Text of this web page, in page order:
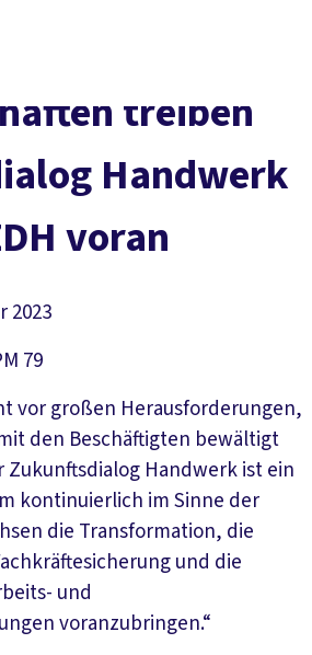
Service
Mitmachen
treiben
Handwerk
voran
2023
79
vor großen Herausforderungen,
den Beschäftigten bewältigt
Handwerk ist ein
kontinuierlich im Sinne der
die Transformation, die
und die
und
voranzubringen.“